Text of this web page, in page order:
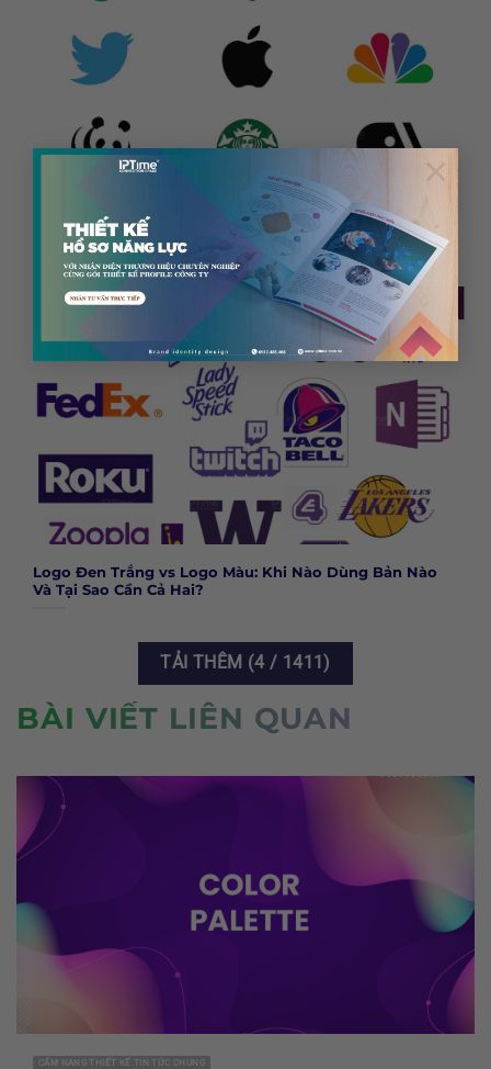
×
7 Nguyên Tắc Vàng Trong Thiết Kế Logo Mà Mọi
Designer Cần Nắm Vững
Logo Đen Trắng vs Logo Màu: Khi Nào Dùng Bản Nào
Và Tại Sao Cần Cả Hai?
TẢI THÊM (4/ 1411)
BÀI VIẾT LIÊN QUAN
CẨM NANG THIẾT KẾ TIN TỨC CHUNG